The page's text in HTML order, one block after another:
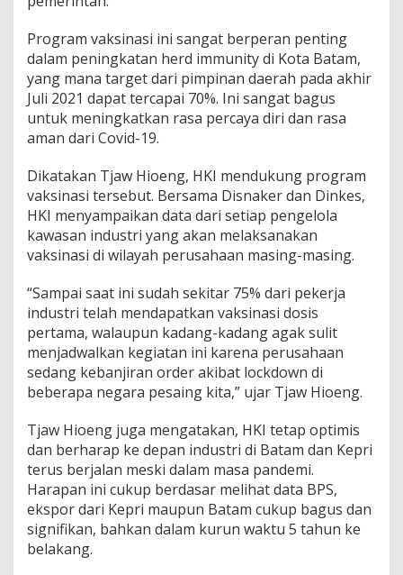
Program vaksinasi ini sangat berperan penting
dalam peningkatan herd immunity di Kota Batam,
yang mana target dari pimpinan daerah pada akhir
Juli 2021 dapat tercapai 70%. Ini sangat bagus
untuk meningkatkan rasa percaya diri dan rasa
aman dari Covid-19.
Dikatakan Tjaw Hioeng, HKI mendukung program
vaksinasi tersebut. Bersama Disnaker dan Dinkes,
HKI menyampaikan data dari setiap pengelola
kawasan industri yang akan melaksanakan
vaksinasi di wilayah perusahaan masing-masing.
“Sampai saat ini sudah sekitar 75% dari pekerja
industri telah mendapatkan vaksinasi dosis
pertama, walaupun kadang-kadang agak sulit
menjadwalkan kegiatan ini karena perusahaan
sedang kebanjiran order akibat lockdown di
beberapa negara pesaing kita,” ujar Tjaw Hioeng.
Tjaw Hioeng juga mengatakan, HKI tetap optimis
dan berharap ke depan industri di Batam dan Kepri
terus berjalan meski dalam masa pandemi.
Harapan ini cukup berdasar melihat data BPS,
ekspor dari Kepri maupun Batam cukup bagus dan
signifikan, bahkan dalam kurun waktu 5 tahun ke
belakang.